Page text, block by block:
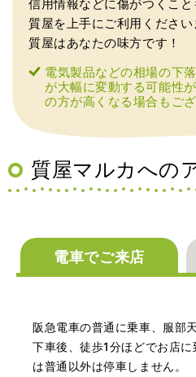
（兵庫県宝塚市）預かって頂く
も見て頂く事が出き、購入した
何かあった時にはこちらでお願
した。質屋さんはわりと利用し
いましたが、今までの質屋さ
印象でした。何度でも伺いた
当にありがとうございました。
信用情報などに傷がつくこと
質屋を上手にご利用ください
質屋はあなたの味方です！
電気製品などの相場の下
が大幅に変動する可能性
の方が高くなる場合もござ
質屋マルカへの
電車でご来店
阪急電車の普通に乗車、服部
下車後、徒歩1分ほどでお店
は普通以外は停車しません。